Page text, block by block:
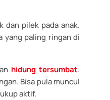
dan pilek pada anak.
yang paling ringan di
hidung tersumbat.
Bisa pula muncul
aktif.